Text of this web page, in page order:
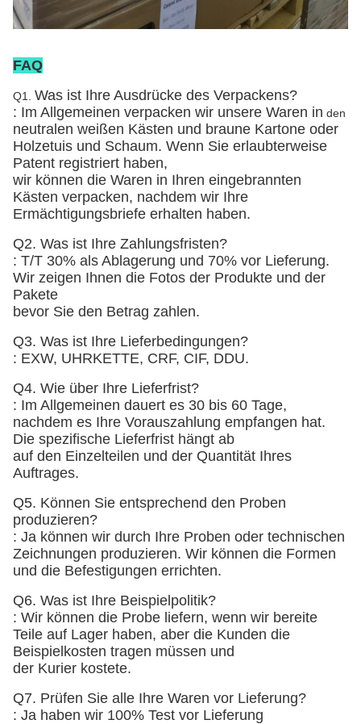
FAQ
Q1. Was ist Ihre Ausdrücke des Verpackens?
: Im Allgemeinen verpacken wir unsere Waren in den
neutralen weißen Kästen und braune Kartone oder
Holzetuis und Schaum. Wenn Sie erlaubterweise
Patent registriert haben,
wir können die Waren in Ihren eingebrannten
Kästen verpacken, nachdem wir Ihre
Ermächtigungsbriefe erhalten haben.
Q2. Was ist Ihre Zahlungsfristen?
: T/T 30% als Ablagerung und 70% vor Lieferung.
Wir zeigen Ihnen die Fotos der Produkte und der
Pakete
bevor Sie den Betrag zahlen.
Q3. Was ist Ihre Lieferbedingungen?
: EXW, UHRKETTE, CRF, CIF, DDU.
Q4. Wie über Ihre Lieferfrist?
: Im Allgemeinen dauert es 30 bis 60 Tage,
nachdem es Ihre Vorauszahlung empfangen hat.
Die spezifische Lieferfrist hängt ab
auf den Einzelteilen und der Quantität Ihres
Auftrages.
Q5. Können Sie entsprechend den Proben
produzieren?
: Ja können wir durch Ihre Proben oder technischen
Zeichnungen produzieren. Wir können die Formen
und die Befestigungen errichten.
Q6. Was ist Ihre Beispielpolitik?
: Wir können die Probe liefern, wenn wir bereite
Teile auf Lager haben, aber die Kunden die
Beispielkosten tragen müssen und
der Kurier kostete.
Q7. Prüfen Sie alle Ihre Waren vor Lieferung?
: Ja haben wir 100% Test vor Lieferung